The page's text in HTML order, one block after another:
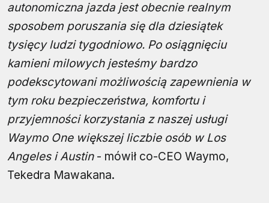
autonomiczna jazda jest obecnie realnym
sposobem poruszania się dla dziesiątek
tysięcy ludzi tygodniowo. Po osiągnięciu
kamieni milowych jesteśmy bardzo
podekscytowani możliwością zapewnienia w
tym roku bezpieczeństwa, komfortu i
przyjemności korzystania z naszej usługi
Waymo One większej liczbie osób w Los
Angeles i Austin- mówił co-CEO Waymo,
Tekedra Mawakana.